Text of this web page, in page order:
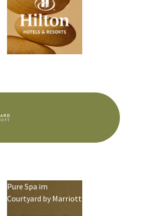
Pure Spa im
Courtyard by Marriott